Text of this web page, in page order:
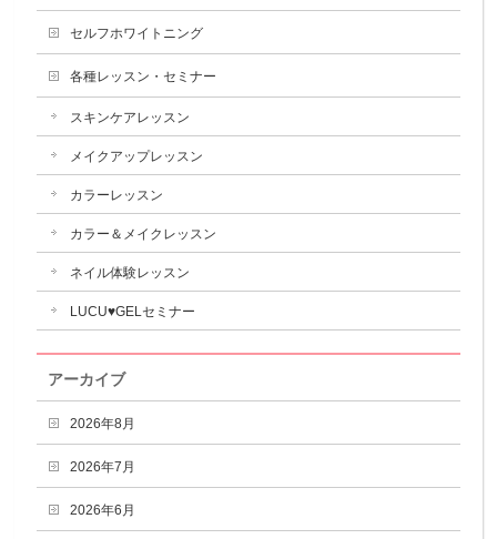
セルフホワイトニング
各種レッスン・セミナー
スキンケアレッスン
メイクアップレッスン
カラーレッスン
カラー＆メイクレッスン
ネイル体験レッスン
LUCU♥GELセミナー
アーカイブ
2026年8月
2026年7月
2026年6月